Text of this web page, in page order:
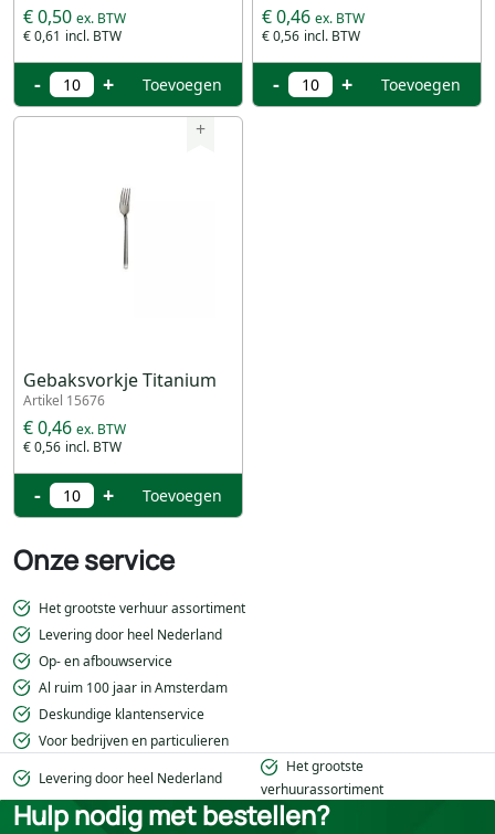
Onze service
Het grootste verhuur assortiment
Levering door heel Nederland
Op- en afbouwservice
Al ruim 100 jaar in Amsterdam
Deskundige klantenservice
Voor bedrijven en particulieren
€ 0,61
€ 0,50
- + Toevoegen
€ 0,56
€ 0,46
- + Toevoegen
+
Gebaksvorkje Titanium
Artikel 15676
€ 0,56
€ 0,46
- + Toevoegen
Levering door heel Nederland
Het grootste
verhuurassortiment
Hulp nodig met bestellen?